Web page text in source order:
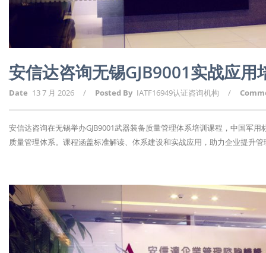
安信达咨询无锡GJB9001实战应用
Date 13 7 月 2026 / Posted By IATF16949认证咨询机构 /
安信达咨询在无锡举办GJB9001武器装备质量管理体系培训课程，中国军
质量管理体系。课程涵盖标准解读、体系建设和实战应用，助力企业提升